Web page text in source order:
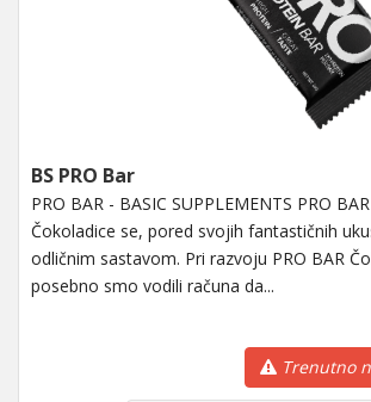
BS PRO Bar
PRO BAR - BASIC SUPPLEMENTS PRO
Čokoladice se, pored svojih fantastičnih
odličnim sastavom. Pri razvoju PRO BAR
posebno smo vodili računa da...
Trenutno